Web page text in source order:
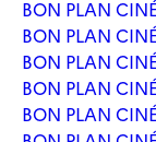
BON PLAN
BON PLAN
BON PLAN
BON PLAN
BON PLAN